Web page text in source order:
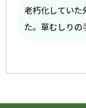
老朽化していた
た。草むしりの